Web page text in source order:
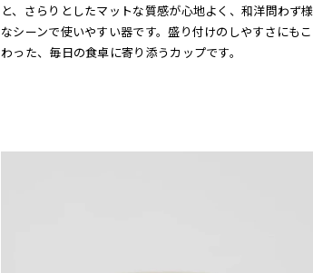
と、さらりとしたマットな質感が心地よく、和洋問わず
なシーンで使いやすい器です。盛り付けのしやすさにも
わった、毎日の食卓に寄り添うカップです。